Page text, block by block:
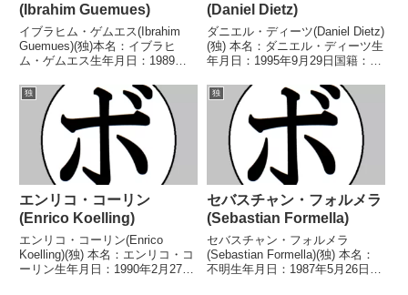
(Ibrahim Guemues)
イブラヒム・ゲムエス(Ibrahim
Guemues)(独)本名：イブラヒ
ム・ゲムエス生年月日：1989年
勝(23KO)【獲得タイトル】GBA
インターナショナルミドル級王座
WBO欧州ミドル級王座IBF地中...
(Daniel Dietz)
ダニエル・ディーツ(Daniel Dietz)
(独) 本名：ダニエル・ディーツ生
年月日：1995年9月29日国籍：独
分 【獲得タイトル】BDB独イン
ターナショナルヘビー級王座IBF
欧州ヘビー級王座IBO欧...
独
エンリコ・コーリン
(Enrico Koelling)
エンリコ・コーリン(Enrico
Koelling)(独) 本名：エンリコ・コ
ーリン生年月日：1990年2月27日
独
セバスチャン・フォルメラ
(Sebastian Formella)
セバスチャン・フォルメラ
(Sebastian Formella)(独) 本名：
不明生年月日：1987年5月26日国